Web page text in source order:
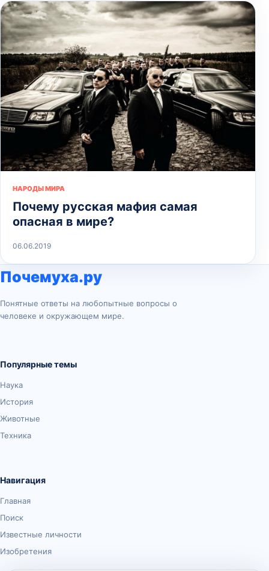
НАРОДЫ МИРА
Почему русская мафия самая
опасная в мире?
06.06.2019
Почемуха.ру
Понятные ответы на любопытные вопросы о
человеке и окружающем мире.
Популярные темы
Наука
История
Животные
Техника
Навигация
Главная
Поиск
Известные личности
Изобретения